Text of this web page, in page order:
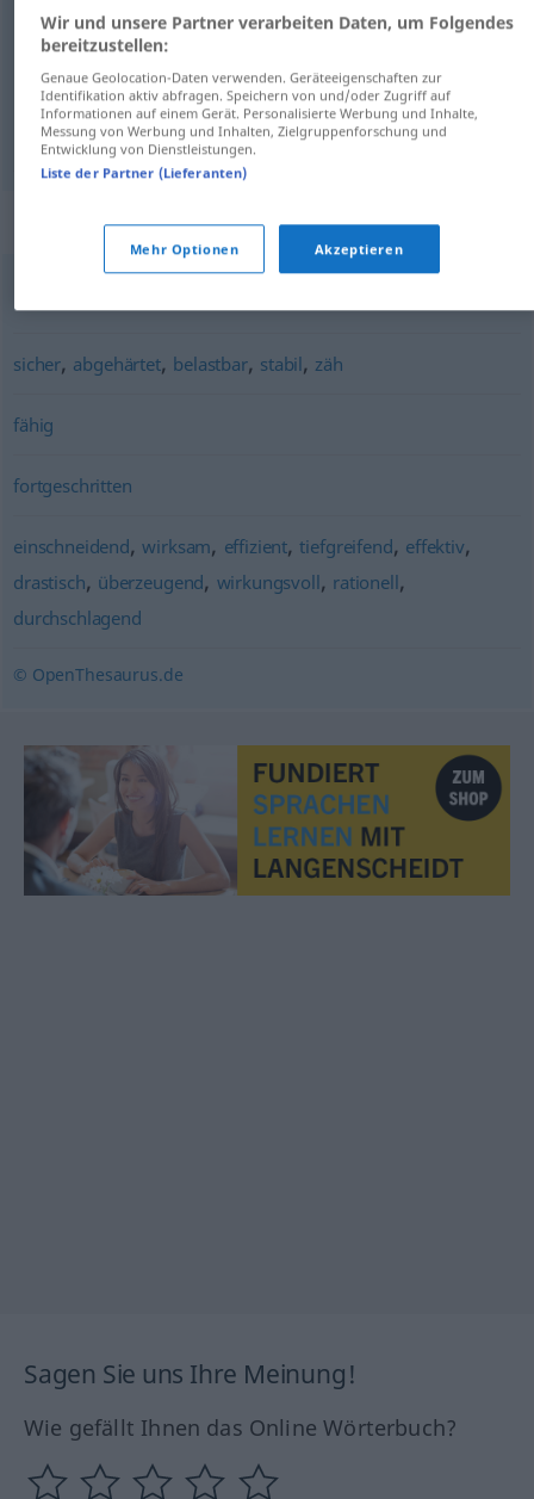
قادر [qaːdir] leistungsfähig
ذو كفاءة [ðu kaˈfaːʔa] leistungsfähig
قوي [qaˈwiːj] leistungsfähig(stark;a. körperlich)
Synonyme für "leistungsfähig"
besser
sicher, abgehärtet, belastbar, stabil, zäh
fähig
fortgeschritten
einschneidend,wirksam, effizient,tiefgreifend, effektiv,
drastisch, überzeugend, wirkungsvoll, rationell,
durchschlagend
© OpenThesaurus.de
Sagen Sie uns Ihre Meinung!
Wie gefällt Ihnen das Online Wörterbuch?
Wir und unsere Partner verarbeiten Daten, um Folgendes
bereitzustellen:
Genaue Geolocation-Daten verwenden. Geräteeigenschaften zur
Identifikation aktiv abfragen. Speichern von und/oder Zugriff auf
Informationen auf einem Gerät. Personalisierte Werbung und Inhalte,
Messung von Werbung und Inhalten, Zielgruppenforschung und
Entwicklung von Dienstleistungen.
Liste der Partner (Lieferanten)
Mehr Optionen Akzeptieren